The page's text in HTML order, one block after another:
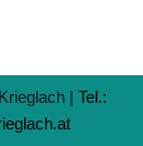
| Tel.: